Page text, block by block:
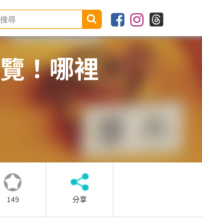
！哪裡
149 分享